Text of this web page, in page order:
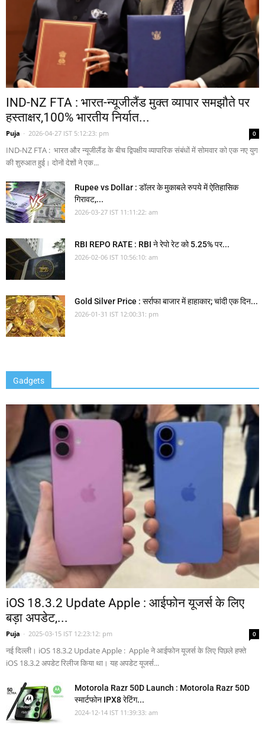
IND-NZ FTA : भारत-न्यूजीलैंड मुक्त व्यापार समझौते पर
हस्ताक्षर,100% भारतीय निर्यात...
Puja - 2026-04-27 IST 5:12:23: pm 0
IND-NZ FTA : भारत और न्यूजीलैंड के बीच द्विपक्षीय व्यापारिक संबंधों में सोमवार को एक नए युग
की शुरुआत हुई। दोनों देशों ने एक...
Rupee vs Dollar : डॉलर के मुकाबले रुपये में ऐतिहासिक
गिरावट,...
2026-03-27 IST 11:11:22: am
RBI REPO RATE : RBI ने रेपो रेट को 5.25% पर...
2026-02-06 IST 10:56:10: am
Gold Silver Price : सर्राफा बाजार में हाहाकार; चांदी एक दिन...
2026-01-31 IST 12:00:31: pm
Gadgets
iOS 18.3.2 Update Apple : आईफोन यूजर्स के लिए
बड़ा अपडेट,...
Puja - 2025-03-15 IST 12:23:12: pm 0
नई दिल्ली। iOS 18.3.2 Update Apple : Apple ने आईफोन यूजर्स के लिए पिछले हफ्ते
iOS 18.3.2 अपडेट रिलीज किया था। यह अपडेट यूजर्स...
Motorola Razr 50D Launch : Motorola Razr 50D
स्मार्टफोन IPX8 रेटिंग...
2024-12-14 IST 11:39:33: am